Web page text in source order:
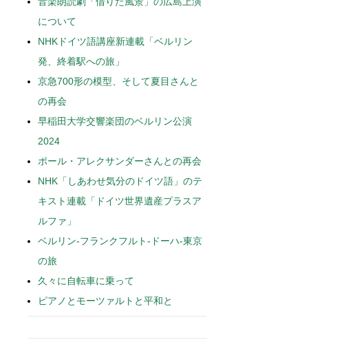
について
NHKドイツ語講座新連載「ベルリン
発、終着駅への旅」
京急700形の模型、そして夏目さんと
の再会
早稲田大学交響楽団のベルリン公演
2024
ポール・アレクサンダーさんとの再会
NHK「しあわせ気分のドイツ語」のテ
キスト連載「ドイツ世界遺産プラスア
ルファ」
ベルリン-フランクフルト-ドーハ-東京
の旅
久々に自転車に乗って
ピアノとモーツァルトと平和と